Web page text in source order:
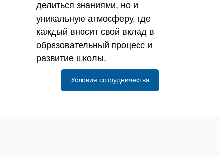
делиться знаниями, но и
уникальную атмосферу, где
каждый вносит свой вклад в
образовательный процесс и
развитие школы.
Условия сотрудничества